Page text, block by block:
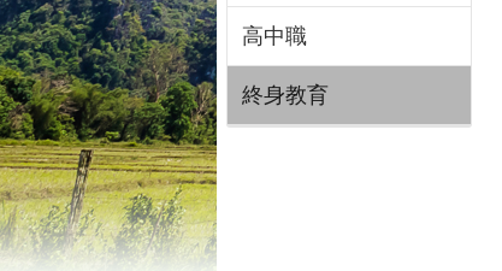
高中職
終身教育